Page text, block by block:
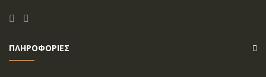
ΠΛΗΡΟΦΟΡΙΕΣ